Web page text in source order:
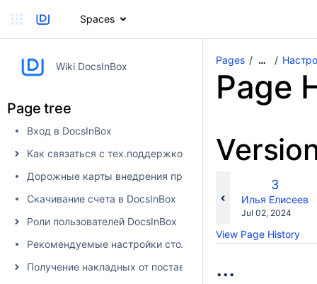
Spaces
Wiki DocsInBox
Page tree
Вход в DocsInBox
Как связаться с тех.поддержкой
Дорожные карты внедрения продуктов
Скачивание счета в DocsInBox
Роли пользователей DocsInBox
Рекомендуемые настройки столбцов
Получение накладных от поставщика в DocsInBox
Pages …
Page
Old
Version
3
Илья Елисеев
Saved
Jul 02, 2024
View Page History
...